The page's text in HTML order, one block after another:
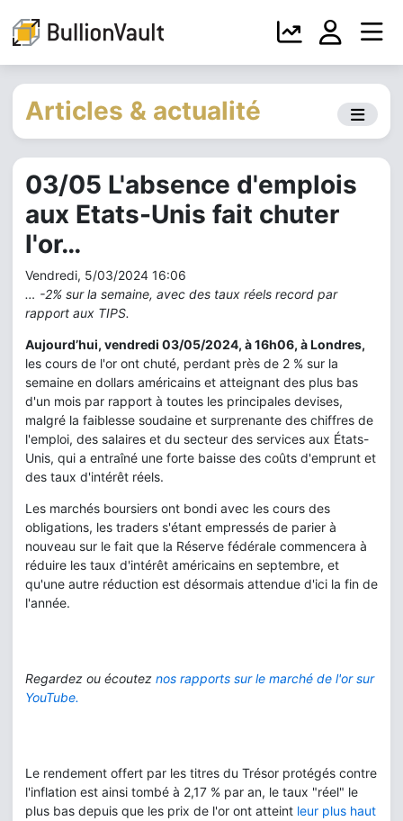
Articles & actualité
03/05 L'absence d'emplois
aux Etats-Unis fait chuter
l'or…
Vendredi, 5/03/2024 16:06
… -2% sur la semaine, avec des taux réels record par
rapport aux TIPS.
Aujourd’hui, vendredi 03/05/2024, à 16h06, à Londres,
les cours de l'or ont chuté, perdant près de 2 % sur la
semaine en dollars américains et atteignant des plus bas
d'un mois par rapport à toutes les principales devises,
malgré la faiblesse soudaine et surprenante des chiffres de
l'emploi, des salaires et du secteur des services aux États-
Unis, qui a entraîné une forte baisse des coûts d'emprunt et
des taux d'intérêt réels.
Les marchés boursiers ont bondi avec les cours des
obligations, les traders s'étant empressés de parier à
nouveau sur le fait que la Réserve fédérale commencera à
réduire les taux d'intérêt américains en septembre, et
qu'une autre réduction est désormais attendue d'ici la fin de
l'année.
Regardez ou écoutez nos rapports sur le marché de l'or sur
YouTube.
Le rendement offert par les titres du Trésor protégés contre
l'inflation est ainsi tombé à 2,17 % par an, le taux "réel" le
plus bas depuis que les prix de l'or ont atteint leur plus haut